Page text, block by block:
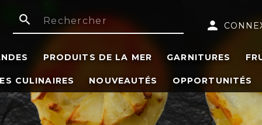
search person
PRODUITS DE LA MER GARNITURES
CULINAIRES NOUVEAUTÉS OPPORTUNITÉS